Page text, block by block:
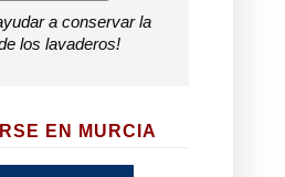
a conservar la
los lavaderos!
EN MURCIA